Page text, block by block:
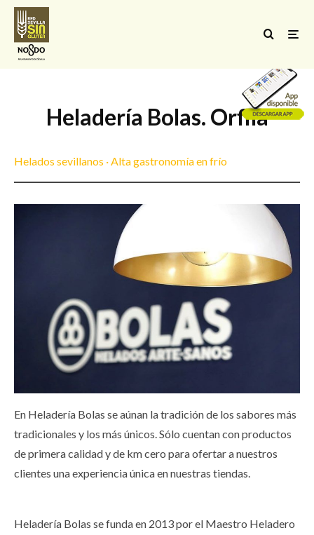
Heladería Bolas. Orfila
Helados sevillanos · Alta gastronomía en frío
En Heladería Bolas se aúnan la tradición de los sabores más
tradicionales y los más únicos. Sólo cuentan con productos
de primera calidad y de km cero para ofertar a nuestros
clientes una experiencia única en nuestras tiendas.
Heladería Bolas se funda en 2013 por el Maestro Heladero